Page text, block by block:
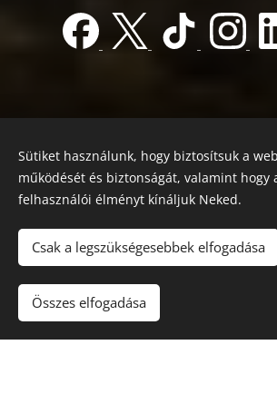
Országos azonosító:
0100/60270/2025/
Adószám: 19419028-1-43
Webnode
Sütiket használunk, hogy biztosítsuk a
működését és biztonságát, valamint hogy
felhasználói élményt kínáljuk Neked.
Csak a legszükségesebbek elfogadása
Összes elfogadása